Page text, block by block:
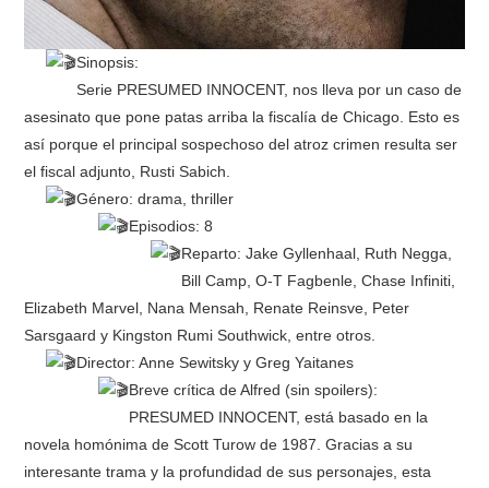
Sinopsis:
Serie PRESUMED INNOCENT, nos lleva por un caso de
asesinato que pone patas arriba la fiscalía de Chicago. Esto es
así porque el principal sospechoso del atroz crimen resulta ser
el fiscal adjunto, Rusti Sabich.
Género: drama, thriller
Episodios: 8
Reparto: Jake Gyllenhaal, Ruth Negga,
Bill Camp, O-T Fagbenle, Chase Infiniti,
Elizabeth Marvel, Nana Mensah, Renate Reinsve, Peter
Sarsgaard y Kingston Rumi Southwick, entre otros.
Director: Anne Sewitsky y Greg Yaitanes
Breve crítica de Alfred (sin spoilers):
PRESUMED INNOCENT, está basado en la
novela homónima de Scott Turow de 1987. Gracias a su
interesante trama y la profundidad de sus personajes, esta